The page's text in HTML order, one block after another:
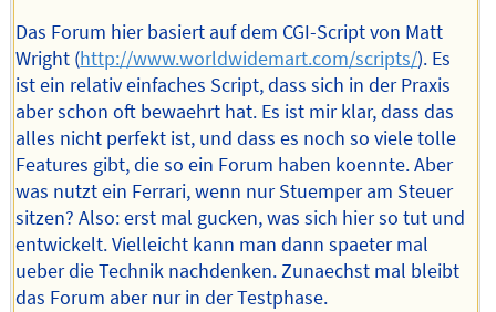
Das Forum hier basiert auf dem CGI-Script von Matt
Wright (http://www.worldwidemart.com/scripts/). Es
ist ein relativ einfaches Script, dass sich in der Praxis
aber schon oft bewaehrt hat. Es ist mir klar, dass das
alles nicht perfekt ist, und dass es noch so viele tolle
Features gibt, die so ein Forum haben koennte. Aber
was nutzt ein Ferrari, wenn nur Stuemper am Steuer
sitzen? Also: erst mal gucken, was sich hier so tut und
entwickelt. Vielleicht kann man dann spaeter mal
ueber die Technik nachdenken. Zunaechst mal bleibt
das Forum aber nur in der Testphase.